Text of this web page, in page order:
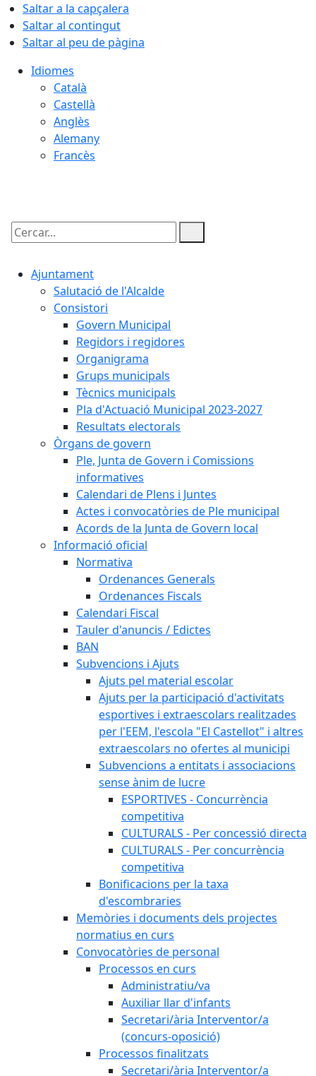
Saltar a la capçalera
Saltar al contingut
Saltar al peu de pàgina
Idiomes
Català
Castellà
Anglès
Alemany
Francès
Cercar:
Ajuntament
Salutació de l'Alcalde
Consistori
Govern Municipal
Regidors i regidores
Organigrama
Grups municipals
Tècnics municipals
Pla d'Actuació Municipal 2023-2027
Resultats electorals
Òrgans de govern
Ple, Junta de Govern i Comissions
informatives
Calendari de Plens i Juntes
Actes i convocatòries de Ple municipal
Acords de la Junta de Govern local
Informació oficial
Normativa
Ordenances Generals
Ordenances Fiscals
Calendari Fiscal
Tauler d'anuncis / Edictes
BAN
Subvencions i Ajuts
Ajuts pel material escolar
Ajuts per la participació d'activitats
esportives i extraescolars realitzades
per l'EEM, l'escola "El Castellot" i altres
extraescolars no ofertes al municipi
Subvencions a entitats i associacions
sense ànim de lucre
ESPORTIVES - Concurrència
competitiva
CULTURALS - Per concessió directa
CULTURALS - Per concurrència
competitiva
Bonificacions per la taxa
d'escombraries
Memòries i documents dels projectes
normatius en curs
Convocatòries de personal
Processos en curs
Administratiu/va
Auxiliar llar d'infants
Secretari/ària Interventor/a
(concurs-oposició)
Processos finalitzats
Secretari/ària Interventor/a